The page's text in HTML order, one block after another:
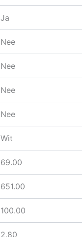
Ja
Nee
Nee
Nee
Nee
Wit
69.00
651.00
100.00
2.80